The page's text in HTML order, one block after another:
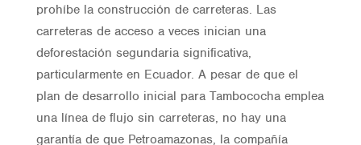
prohíbe la construcción de carreteras. Las
carreteras de acceso a veces inician una
deforestación segundaria significativa,
particularmente en Ecuador. A pesar de que el
plan de desarrollo inicial para Tambococha emplea
una línea de flujo sin carreteras, no hay una
garantía de que Petroamazonas, la compañía